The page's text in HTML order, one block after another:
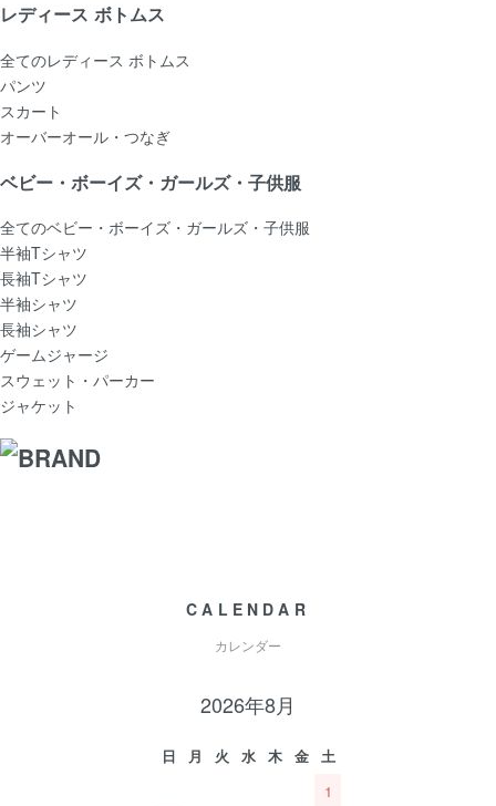
レディース ボトムス
全てのレディース ボトムス
パンツ
スカート
オーバーオール・つなぎ
ベビー・ボーイズ・ガールズ・子供服
全てのベビー・ボーイズ・ガールズ・子供服
半袖Tシャツ
長袖Tシャツ
半袖シャツ
長袖シャツ
ゲームジャージ
スウェット・パーカー
ジャケット
CALENDAR
カレンダー
2026年8月
日 月 火 水 木 金
土
1